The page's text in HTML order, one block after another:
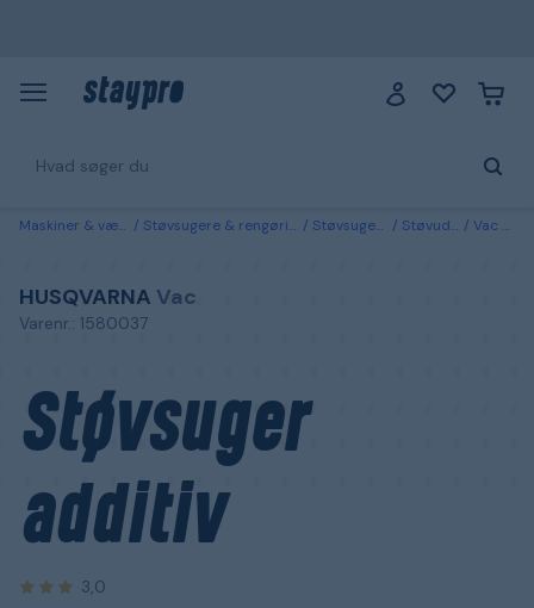
Maskiner & værktøj Støvsugere & rengøringsmaskiner Støvsuger & adaptere Støvudsugningsadaptere Vac Husqvarna Støvsuger additiv
HUSQVARNA Vac
Varenr.: 1580037
Støvsuger
additiv
3,0